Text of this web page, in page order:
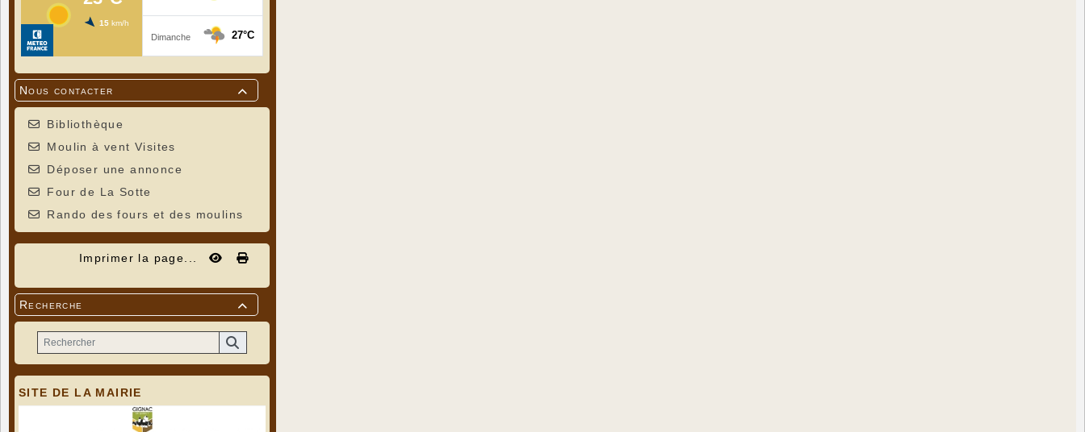

Nous contacter
Bibliothèque
Moulin à vent Visites
Déposer une annonce
Four de La Sotte
Rando des fours et des moulins
Imprimer la page...

Recherche
SITE DE LA MAIRIE